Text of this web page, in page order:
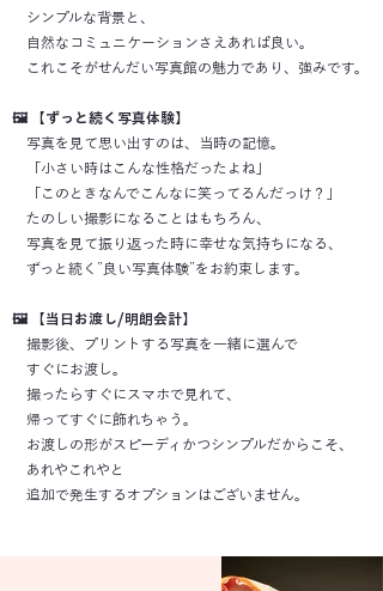
シンプルな背景と、
自然なコミュニケーションさえあれば良い
これこそがせんだい写真館の魅力であり、強みです。
🖼️ 【ずっと続く写真体験】
写真を見て思い出すのは、当時の記憶。
「小さい時はこんな性格だったよね」
「このときなんでこんなに笑ってるんだっけ？」
たのしい撮影になることはもちろん、
写真を見て振り返った時に幸せな気持ちになる、
ずっと続く”良い写真体験”をお約束します。
🖼️ 【当日お渡し/明朗会計】
撮影後、プリントする写真を一緒に選んで
すぐにお渡し。
撮ったらすぐにスマホで見れて、
帰ってすぐに飾れちゃう。
お渡しの形がスピーディかつシンプルだからこそ、
あれやこれやと
追加で発生するオプションはございません。